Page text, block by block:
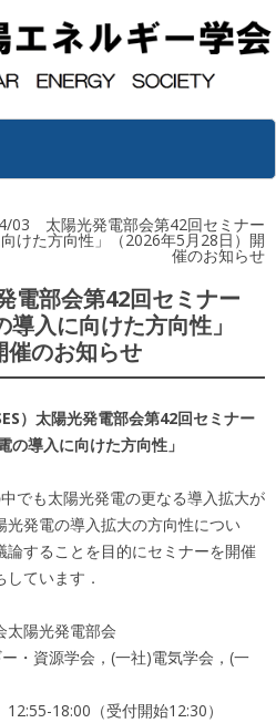
03 太陽光発電部会第42回セミナー
けた方向性」（2026年5月28日）開
催のお知らせ
部会第42回セミナー
導入に向けた方向性」
催のお知らせ
）太陽光発電部会第42回セミナー
の導入に向けた方向性」
でも太陽光発電の更なる導入拡大が
発電の導入拡大の方向性につい
することを目的にセミナーを開催
ています．
太陽光発電部会
・資源学会，(一社)電気学会，(一
18:00（受付開始12:30）